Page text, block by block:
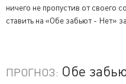
ничего не пропустив от своего
ставить на «Обе забьют - Нет» за
ПРОГНОЗ: Обе